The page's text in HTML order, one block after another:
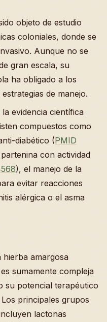
objeto de estudio
coloniales, donde se
Aunque no se
gran escala, su
ha obligado a los
de manejo.
evidencia científica
compuestos como
diabético (PMID
con actividad
), el manejo de la
evitar reacciones
alérgica o el asma
hierba amargosa
sumamente compleja
su potencial terapéutico
principales grupos
lactonas